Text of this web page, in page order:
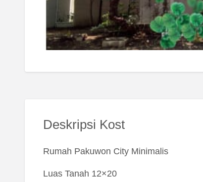
Deskripsi Kost
Rumah Pakuwon City Minimalis
Luas Tanah 12×20